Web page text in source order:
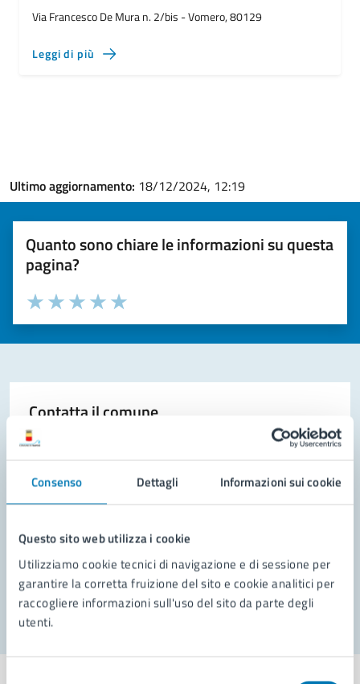
Consenso Dettagli Informazioni sui cookie
Questo sito web utilizza i cookie
Utilizziamo cookie tecnici di navigazione e di sessione per
garantire la corretta fruizione del sito e cookie analitici per
raccogliere informazioni sull'uso del sito da parte degli
utenti.
Via Francesco De Mura n. 2/bis - Vomero, 80129
Leggi di più
Ultimo aggiornamento: 18/12/2024, 12:19
Quanto sono chiare le informazioni su questa
pagina?
Valuta la chiarezza delle informazioni (da 1 a 5 stelle)
Seleziona il numero di stelle per valutare la chiarezza delle
Valuta 5 stelle su 5
Valuta 4 stelle su 5
Valuta 3 stelle su 5
Valuta 2 stelle su 5
Valuta 1 stelle su 5
Contatta il comune
Richiedi assistenza
Segnala disservizio